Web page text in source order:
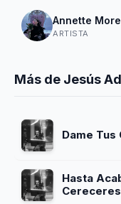
Annette
ARTISTA
Más de Jesús
Dame
Hasta